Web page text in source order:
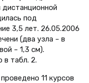
под
3,5 лет. 26.05.2006
(два узла – в
– 1,3 см).
в табл. 2.
11 курсов